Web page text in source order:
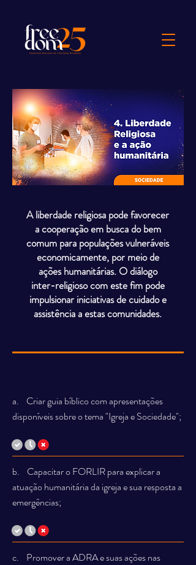
A liberdade religiosa pode favorecer
a cooperação em busca do bem
comum para populações vulneráveis
economicamente, por meio de
ações humanitárias. O diálogo
inter-religioso com este fim pode
impulsionar iniciativas de cuidado e
assistência a estas comunidades.
a. Criar guia bíblico com apresentações
disponíveis sobre o tema "Igreja e Sociedade";
b. Capacitar o FORLIR para explicar a
atuação humanitária da igreja e sua resposta a
emergências;
c. Promover a ADRA e suas ações nas